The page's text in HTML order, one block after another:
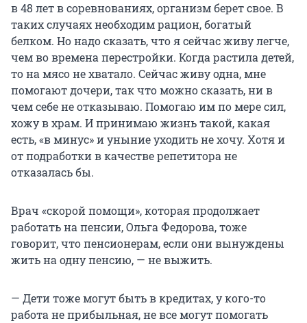
в 48 лет в соревнованиях, организм берет свое. В
таких случаях необходим рацион, богатый
белком. Но надо сказать, что я сейчас живу легче,
чем во времена перестройки. Когда растила детей,
то на мясо не хватало. Сейчас живу одна, мне
помогают дочери, так что можно сказать, ни в
чем себе не отказываю. Помогаю им по мере сил,
хожу в храм. И принимаю жизнь такой, какая
есть, «в минус» и уныние уходить не хочу. Хотя и
от подработки в качестве репетитора не
отказалась бы.
Врач «скорой помощи», которая продолжает
работать на пенсии, Ольга Федорова, тоже
говорит, что пенсионерам, если они вынуждены
жить на одну пенсию, — не выжить.
— Дети тоже могут быть в кредитах, у кого-то
работа не прибыльная, не все могут помогать